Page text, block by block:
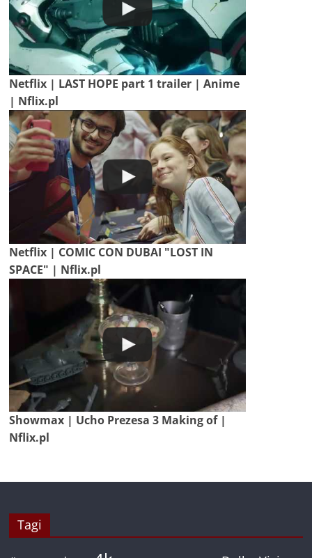
Netflix | LAST HOPE part 1 trailer | Anime
| Nflix.pl
Netflix | COMIC CON DUBAI "LOST IN
SPACE" | Nflix.pl
Showmax | Ucho Prezesa 3 Making of |
Nflix.pl
Tagi